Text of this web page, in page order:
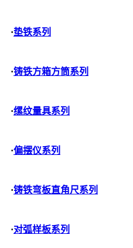
·垫铁系列
·铸铁方箱方筒系列
·缧纹量具系列
·偏摆仪系列
·铸铁弯板直角尺系列
·对弧样板系列